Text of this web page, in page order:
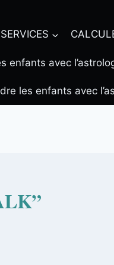
enfants avec
les enfants avec